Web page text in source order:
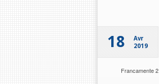
18
Avr
2019
Francamente 2